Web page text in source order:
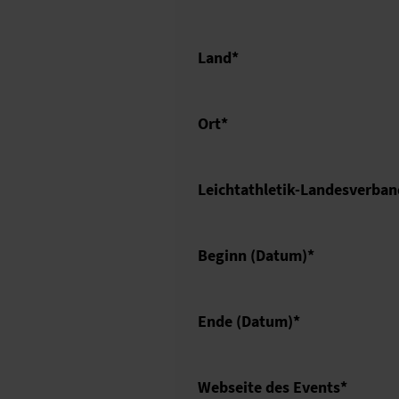
Land*
Ort*
Leichtathletik-
Beginn (Datum)*
Ende (Datum)*
Webseite des Events*